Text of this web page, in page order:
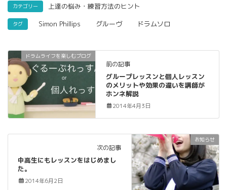
カテゴリー 上達の悩み・練習方法のヒント
タグ Simon Phillips グルーヴ ドラムソロ
ドラムライフを楽しむブログ
前の記事
グループレッスンと個人レッスン
のメリットや効果の違いを講師が
ホンネ解説
2014年4月3日
お知らせ
次の記事
中高生にもレッスンをはじめまし
た。
2014年6月2日